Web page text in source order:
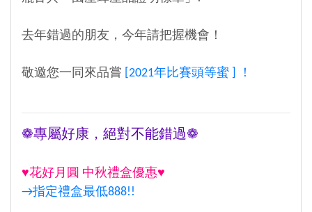
去年錯過的朋友，今年請把握機會！
敬邀您一同來品嘗 [2021年比賽頭等蜜 ] ！
❁專屬好康，絕對不能錯過❁
♥花好月圓 中秋禮盒優惠♥
→指定禮盒最低888!!